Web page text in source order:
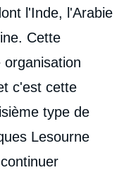
l'Inde, l'Arabie
Cette
c'est cette
type de
Lesourne
Mardis de l'ifri,